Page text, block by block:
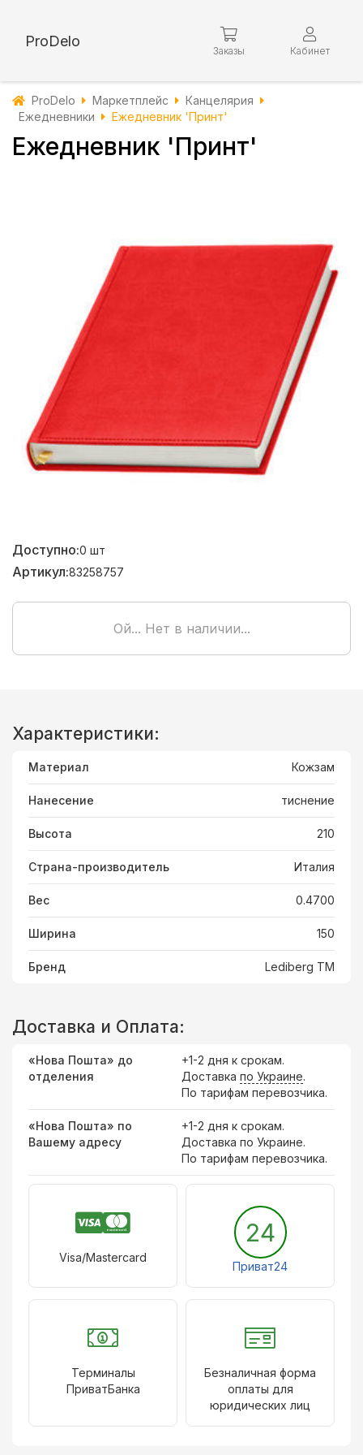
ProDelo
Заказы Кабинет
ProDelo Маркетплейс
Канцелярия
Ежедневники
Ежедневник 'Принт'
Ежедневник 'Принт'
Доступно:0 шт
Артикул:83258757
Ой... Нет в наличии...
Характеристики:
Материал Кожзам
Нанесение тиснение
Высота 210
Страна-производитель Италия
Вес 0.4700
Ширина 150
Бренд Lediberg ТМ
Доставка и Оплата:
«Нова Пошта» до
отделения
+1-2 дня к срокам.
Доставка по Украине.
По тарифам перевозчика.
«Нова Пошта» по
Вашему адресу
+1-2 дня к срокам.
Доставка по Украине.
По тарифам перевозчика.
Visa/Mastercard
24
Приват24
Терминалы
ПриватБанка
Безналичная форма
оплаты для
юридических лиц